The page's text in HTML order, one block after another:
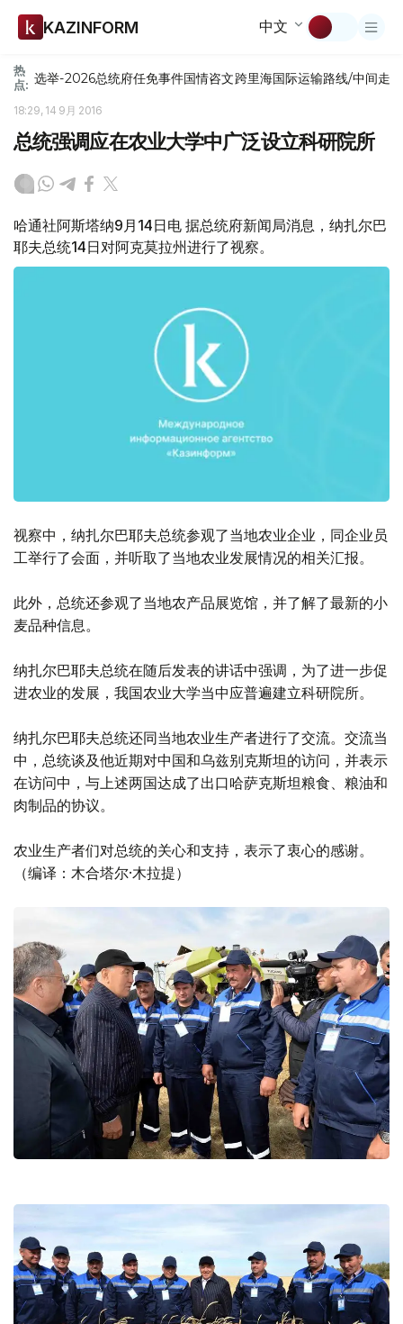
KAZINFORM 中文
热
点: 选举-2026总统府任免事件国情咨文跨里海国际运输路线/中间走廊
18:29, 14 9月 2016
总统强调应在农业大学中广泛设立科研院所
哈通社阿斯塔纳9月14日电 据总统府新闻局消息，纳扎尔巴
耶夫总统14日对阿克莫拉州进行了视察。
视察中，纳扎尔巴耶夫总统参观了当地农业企业，同企业员
工举行了会面，并听取了当地农业发展情况的相关汇报。
此外，总统还参观了当地农产品展览馆，并了解了最新的小
麦品种信息。
纳扎尔巴耶夫总统在随后发表的讲话中强调，为了进一步促
进农业的发展，我国农业大学当中应普遍建立科研院所。
纳扎尔巴耶夫总统还同当地农业生产者进行了交流。交流当
中，总统谈及他近期对中国和乌兹别克斯坦的访问，并表示
在访问中，与上述两国达成了出口哈萨克斯坦粮食、粮油和
肉制品的协议。
农业生产者们对总统的关心和支持，表示了衷心的感谢。
（编译：木合塔尔·木拉提）